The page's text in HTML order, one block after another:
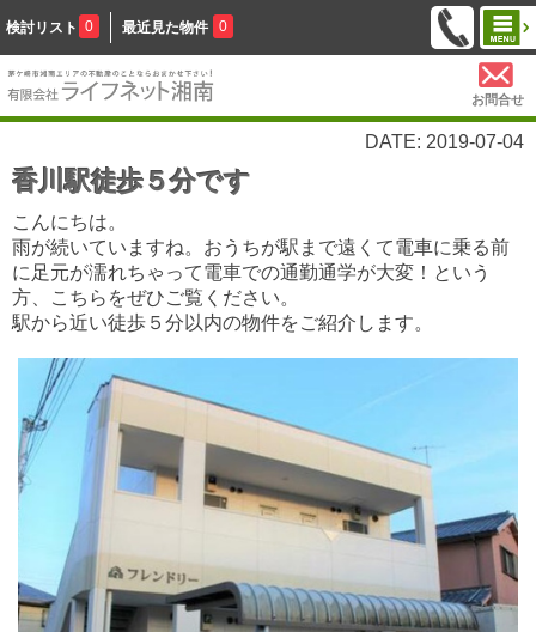
検討リスト 0 最近見た物件 0
お問合せ
DATE: 2019-07-04
香川駅徒歩５分です
こんにちは。
雨が続いていますね。おうちが駅まで遠くて電車に乗る前
に足元が濡れちゃって電車での通勤通学が大変！という
方、こちらをぜひご覧ください。
駅から近い徒歩５分以内の物件をご紹介します。